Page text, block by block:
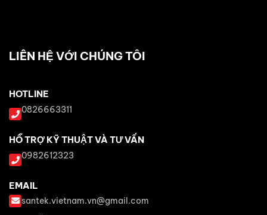
LIÊN HỆ VỚI CHÚNG TÔI
HOTLINE
0826663311
HỖ TRỢ KỸ THUẬT VÀ TƯ VẤN
0982612323
EMAIL
santek.vietnam.vn@gmail.com